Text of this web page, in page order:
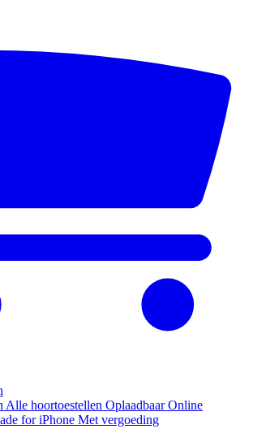
Alle hoortoestellen OplaadbaarOnline
for iPhone Met vergoeding